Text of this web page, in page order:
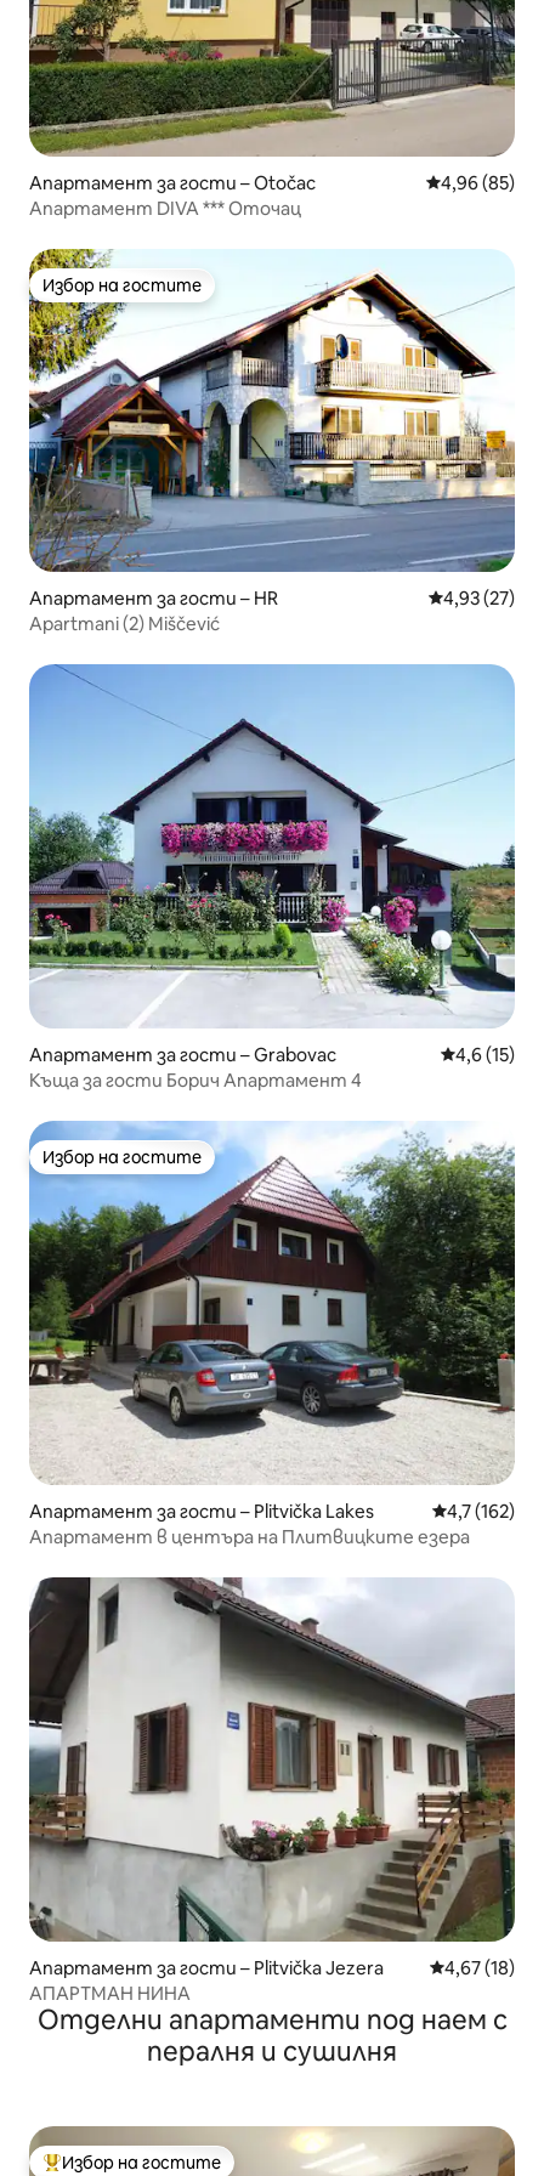
Апартамент за гости – Otočac Средна
4,96 (85)
Апартамент DIVA *** Оточац
Избор на гостите
Избор на гостите
Апартамент за гости – HR Средна
4,93 (27)
Apartmani (2) Miščević
Апартамент за гости – Grabovac Средна
4,6 (15)
Къща за гости Борич Апартамент 4
Избор на гостите
Избор на гостите
Апартамент за гости – Plitvička Lakes Средна
4,7 (162)
Апартамент в центъра на Плитвицките езера
Апартамент за гости – Plitvička Jezera Средна
4,67 (18)
АПАРТМАН НИНА
Отделни апартаменти под наем с
пералня и сушилня
Избор на гостите